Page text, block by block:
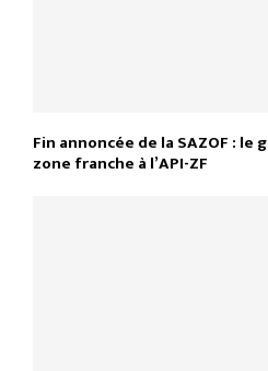
Fin annoncée de la SAZOF :
zone franche à l’API-ZF